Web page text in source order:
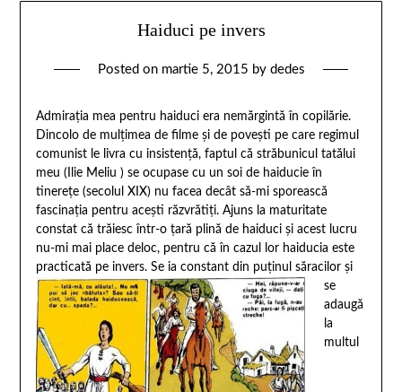
Haiduci pe invers
Posted on martie 5, 2015 by dedes
Admirația mea pentru haiduci era nemărgintă în copilărie.
Dincolo de mulțimea de filme și de povești pe care regimul
comunist le livra cu insistență, faptul că străbunicul tatălui
meu (Ilie Meliu ) se ocupase cu un soi de haiducie în
tinerețe (secolul XIX) nu facea decât să-mi sporească
fascinația pentru acești răzvrătiți. Ajuns la maturitate
constat că trăiesc într-o țară plină de haiduci și acest lucru
nu-mi mai place deloc, pentru că în cazul lor haiducia este
practicată pe invers. Se ia constant din puținul săracilor și
se
adaugă
la
multul